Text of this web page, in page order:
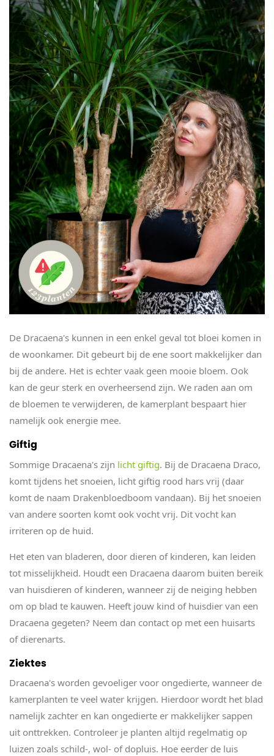
De Dracaena's kunnen in een enkel geval tot bloei komen in
de woonkamer. Dit gebeurt bij de ene soort makkelijker dan
bij de andere. Het is echter vaak geen mooie bloem. Ook
kan de geur sterk en overheersend zijn. We raden aan om
de bloemen te verwijderen, de kamerplant bespaart hier
namelijk ook energie mee.
Giftig
Sommige Dracaena's zijn licht giftig. Bij de Dracaena Draco,
komt tijdens het snoeien, licht giftig rood hars vrij (daar
komt de naam Drakenbloedboom vandaan). Bij het snoeien
van andere soorten komt ook vocht vrij. Dit vocht kan
irriteren op de huid.
Het eten van bladeren, door dieren of kinderen, kan leiden
tot misselijkheid. Houdt een Dracaena daarom buiten bereik
van huisdieren of kinderen, wanneer zij de neiging hebben
om op blad te kauwen. Heeft jouw kind of huisdier van een
Dracaena gegeten? Neem dan contact op met een huisarts
of dierenarts.
Ziektes
Dracaena's worden gevoeliger voor ongedierte, wanneer de
kamerplanten te veel water krijgen. Hierdoor wordt het blad
namelijk zachter en kan ongedierte er makkelijker sappen
uit onttrekken. Controleer je planten altijd regelmatig op
luizen zoals schild-, wol- of dopluis. Hoe eerder de luis